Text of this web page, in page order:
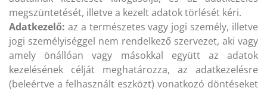
megszüntetését, illetve a kezelt adatok törlését kéri.
Adatkezelő: az a természetes vagy jogi személy, illetve
jogi személyiséggel nem rendelkező szervezet, aki vagy
amely önállóan vagy másokkal együtt az adatok
kezelésének célját meghatározza, az adatkezelésre
(beleértve a felhasznált eszközt) vonatkozó döntéseket